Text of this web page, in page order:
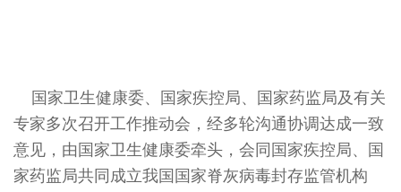
国家卫生健康委、国家疾控局、国家药监局及有关
专家多次召开工作推动会，经多轮沟通协调达成一致
意见，由国家卫生健康委牵头，会同国家疾控局、国
家药监局共同成立我国国家脊灰病毒封存监管机构